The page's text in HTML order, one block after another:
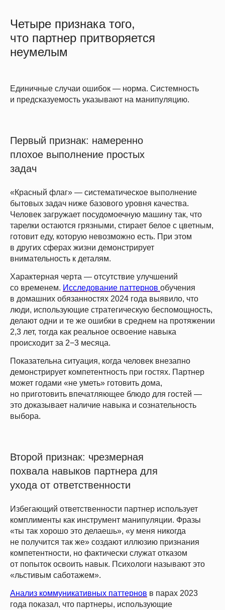
Четыре признака того,
что партнер притворяется
неумелым
Единичные случаи ошибок — норма. Системность
и предсказуемость указывают на манипуляцию.
Первый признак: намеренно
плохое выполнение простых
задач
«Красный флаг» — систематическое выполнение
бытовых задач ниже базового уровня качества.
Человек загружает посудомоечную машину так, что
тарелки остаются грязными, стирает белое с цветным,
готовит еду, которую невозможно есть. При этом
в других сферах жизни демонстрирует
внимательность к деталям.
Характерная черта — отсутствие улучшений
со временем. Исследование паттернов обучения
в домашних обязанностях 2024 года выявило, что
люди, использующие стратегическую беспомощность,
делают одни и те же ошибки в среднем на протяжении
2,3 лет, тогда как реальное освоение навыка
происходит за 2−3 месяца.
Показательна ситуация, когда человек внезапно
демонстрирует компетентность при гостях. Партнер
может годами «не уметь» готовить дома,
но приготовить впечатляющее блюдо для гостей —
это доказывает наличие навыка и сознательность
выбора.
Второй признак: чрезмерная
похвала навыков партнера для
ухода от ответственности
Избегающий ответственности партнер использует
комплименты как инструмент манипуляции. Фразы
«ты так хорошо это делаешь», «у меня никогда
не получится так же» создают иллюзию признания
компетентности, но фактически служат отказом
от попыток освоить навык. Психологи называют это
«льстивым саботажем».
Анализ коммуникативных паттернов в парах 2023
года показал, что партнеры, использующие